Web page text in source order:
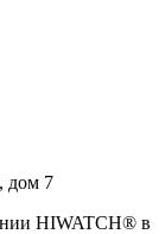
дом 7
HIWATCH® в